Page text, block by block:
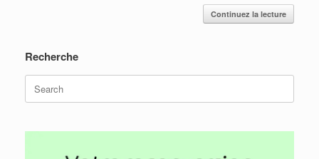
Continuez la lecture
Recherche
Search
for: